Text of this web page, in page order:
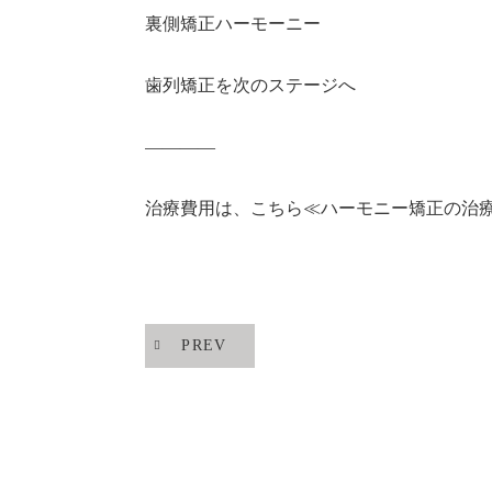
裏側矯正ハーモーニー
歯列矯正を次のステージへ
————
治療費用は、こちら≪ハーモニー矯正の治
PREV